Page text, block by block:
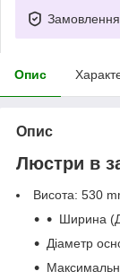
Замовлення
Опис
Опис
Люстри в
Висота: 530
Ширина
Діаметр